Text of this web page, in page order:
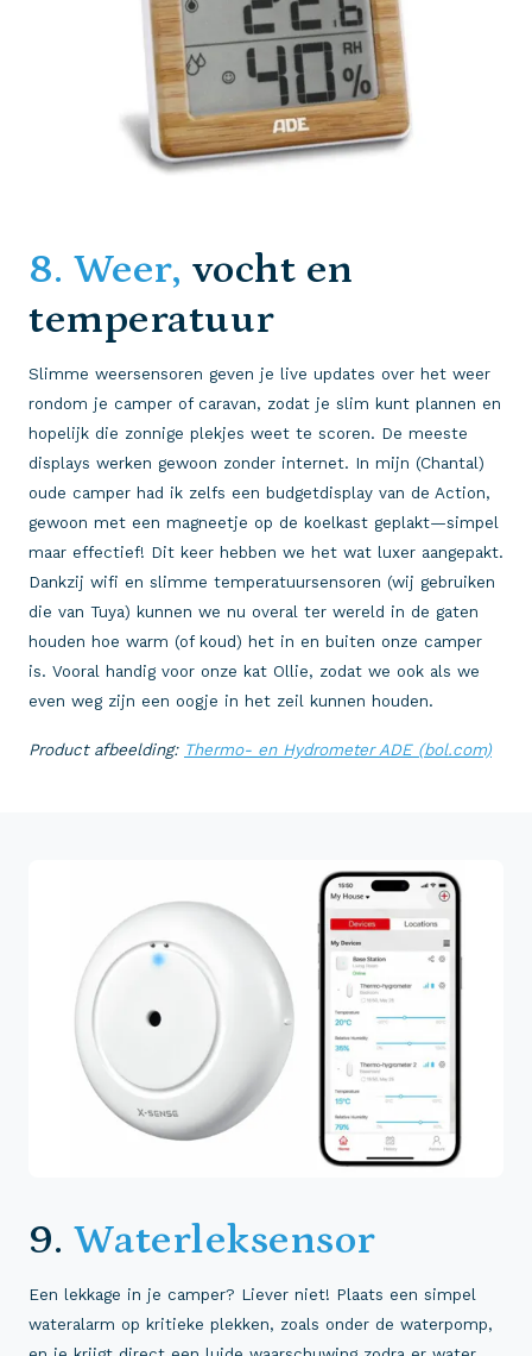
8. Weer, vocht en
temperatuur
Slimme weersensoren geven je live updates over het weer
rondom je camper of caravan, zodat je slim kunt plannen en
hopelijk die zonnige plekjes weet te scoren. De meeste
displays werken gewoon zonder internet. In mijn (Chantal)
oude camper had ik zelfs een budgetdisplay van de Action,
gewoon met een magneetje op de koelkast geplakt—simpel
maar effectief! Dit keer hebben we het wat luxer aangepakt.
Dankzij wifi en slimme temperatuursensoren (wij gebruiken
die van Tuya) kunnen we nu overal ter wereld in de gaten
houden hoe warm (of koud) het in en buiten onze camper
is. Vooral handig voor onze kat Ollie, zodat we ook als we
even weg zijn een oogje in het zeil kunnen houden.
Product afbeelding: Thermo- en Hydrometer ADE (bol.com)
9. Waterleksensor
Een lekkage in je camper? Liever niet! Plaats een simpel
wateralarm op kritieke plekken, zoals onder de waterpomp,